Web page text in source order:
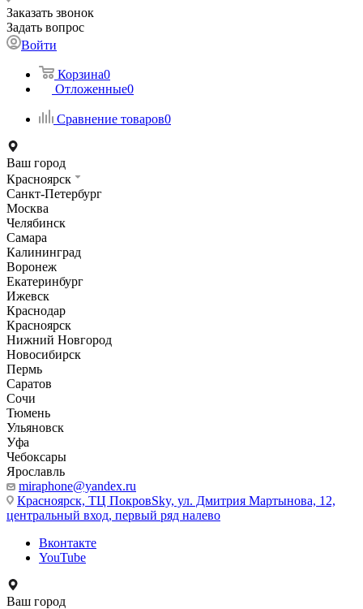
Заказать звонок
Задать вопрос
Войти
Корзина0
Отложенные0
Сравнение товаров0
Ваш город
Красноярск
Санкт-Петербург
Москва
Челябинск
Самара
Калининград
Воронеж
Екатеринбург
Ижевск
Краснодар
Красноярск
Нижний Новгород
Новосибирск
Пермь
Саратов
Сочи
Тюмень
Ульяновск
Уфа
Чебоксары
Ярославль
miraphone@yandex.ru
Красноярск, ТЦ ПокровSky, ул. Дмитрия Мартынова, 12,
центральный вход, первый ряд налево
Вконтакте
YouTube
Ваш город